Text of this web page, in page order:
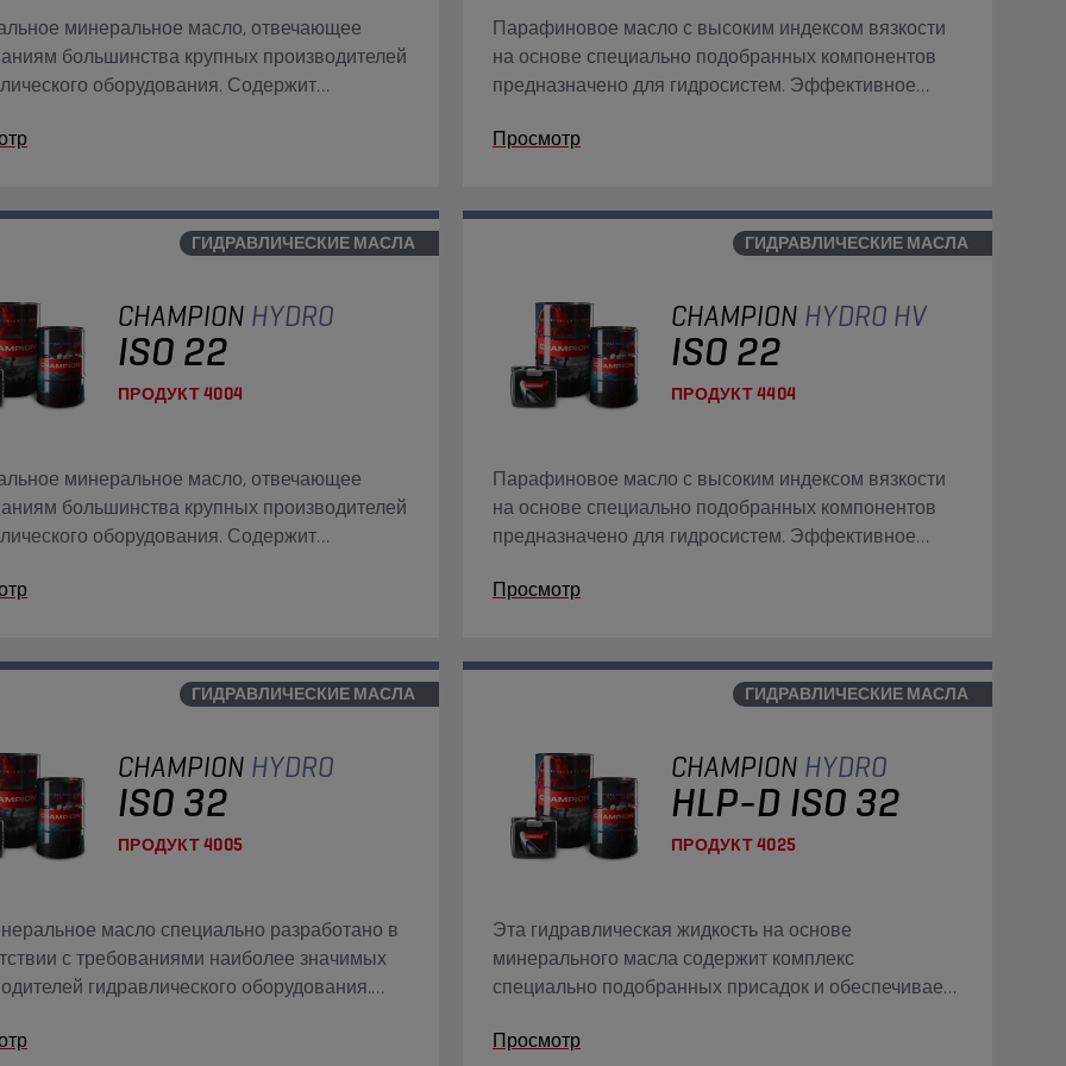
минеральное масло, отвечающее
большинства крупных производителей
оборудования. Содержит
и противопенные присадки.
Парафиновое масло с высоким индексом вязкости
на основе специально подобранных компонентов
предназначено для гидросистем. Эффективное
Просмотр
ГИДРАВЛИЧЕСКИЕ МАСЛА
CHAMPION HYDRO
ISO 22
ПРОДУКТ4004
минеральное масло, отвечающее
большинства крупных производителей
оборудования. Содержит
и противопенные присадки.
ГИДРАВЛИЧЕСКИЕ МАСЛА
CHAMPION HYDRO HV
ISO 22
ПРОДУКТ4404
Парафиновое масло с высоким индексом вязкости
на основе специально подобранных компонентов
предназначено для гидросистем. Эффективное
Просмотр
ГИДРАВЛИЧЕСКИЕ МАСЛА
CHAMPION HYDRO
ISO 32
ПРОДУКТ4005
масло специально разработано в
с требованиями наиболее значимых
гидравлического оборудования.
ГИДРАВЛИЧЕСКИЕ МАСЛА
CHAMPION HYDRO
HLP-D ISO 32
ПРОДУКТ4025
Эта гидравлическая жидкость на основе
минерального масла содержит комплекс
специально подобранных присадок и обеспечивает
хорошими моющими/диспергирующими свойствами.
Просмотр